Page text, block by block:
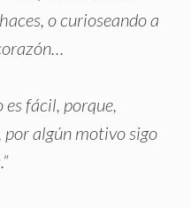
o curioseando a
fácil, porque,
algún motivo sigo